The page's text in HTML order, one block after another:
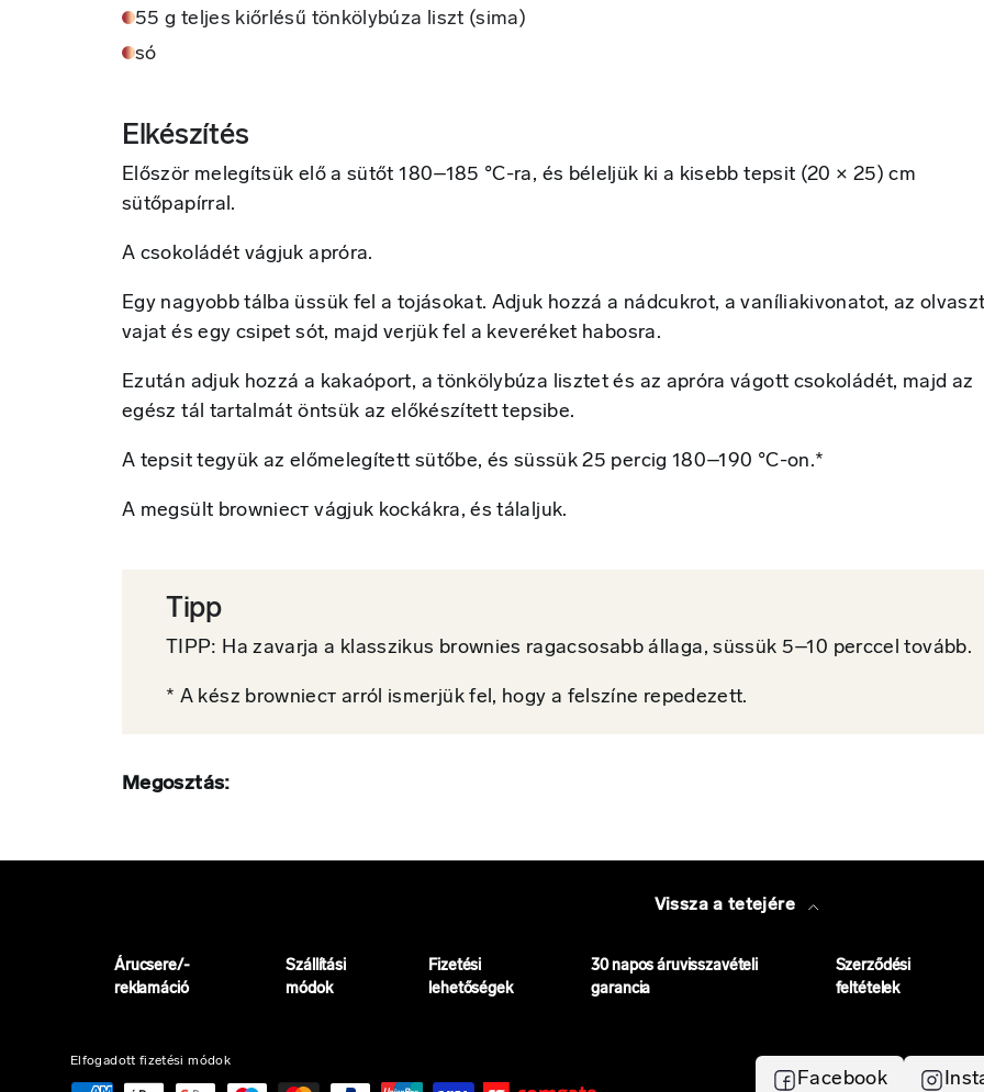
55 g teljes kiőrlésű tönkölybúza liszt (sima)
só
Elkészítés
Először melegítsük elő a sütőt 180–185 °C-ra, és béleljük ki a kisebb tepsit (20 × 25) cm
sütőpapírral.
A csokoládét vágjuk apróra.
Egy nagyobb tálba üssük fel a tojásokat. Adjuk hozzá a nádcukrot, a vaníliakivonatot, az
vajat és egy csipet sót, majd verjük fel a keveréket habosra.
Ezután adjuk hozzá a kakaóport, a tönkölybúza lisztet és az apróra vágott csokoládét, majd az
egész tál tartalmát öntsük az előkészített tepsibe.
A tepsit tegyük az előmelegített sütőbe, és süssük 25 percig 180–190 °C-on.*
A megsült browniест vágjuk kockákra, és tálaljuk.
Tipp
TIPP: Ha zavarja a klasszikus brownies ragacsosabb állaga, süssük 5–10 perccel tovább.
* A kész browniест arról ismerjük fel, hogy a felszíne repedezett.
Megosztás:
Vissza a tetejére
Árucsere/-
reklamáció
Szállítási
módok
Fizetési
lehetőségek
30 napos áruvisszavételi
garancia
Szerződési
feltételek
Elfogadott fizetési módok
Facebook